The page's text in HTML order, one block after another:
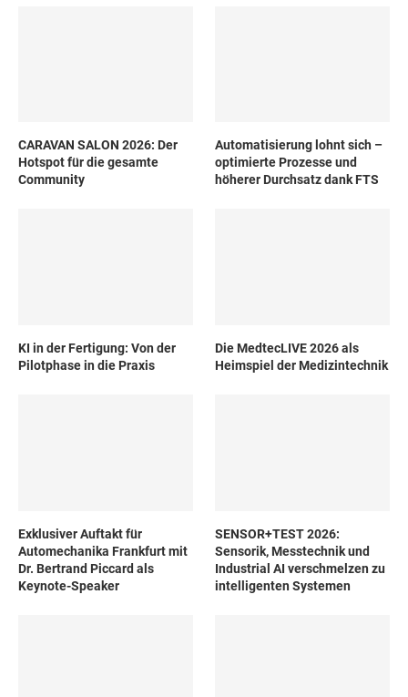
CARAVAN SALON 2026: Der
Hotspot für die gesamte
Community
Automatisierung lohnt sich –
optimierte Prozesse und
höherer Durchsatz dank FTS
KI in der Fertigung: Von der
Pilotphase in die Praxis
Die MedtecLIVE 2026 als
Heimspiel der Medizintechnik
Exklusiver Auftakt für
Automechanika Frankfurt mit
Dr. Bertrand Piccard als
Keynote-Speaker
SENSOR+TEST 2026:
Sensorik, Messtechnik und
Industrial AI verschmelzen zu
intelligenten Systemen